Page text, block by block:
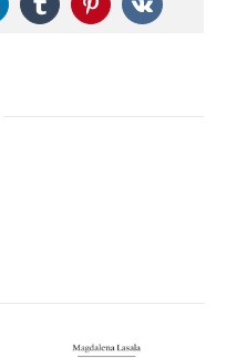
Aguas
TumblrPinterest
Vk